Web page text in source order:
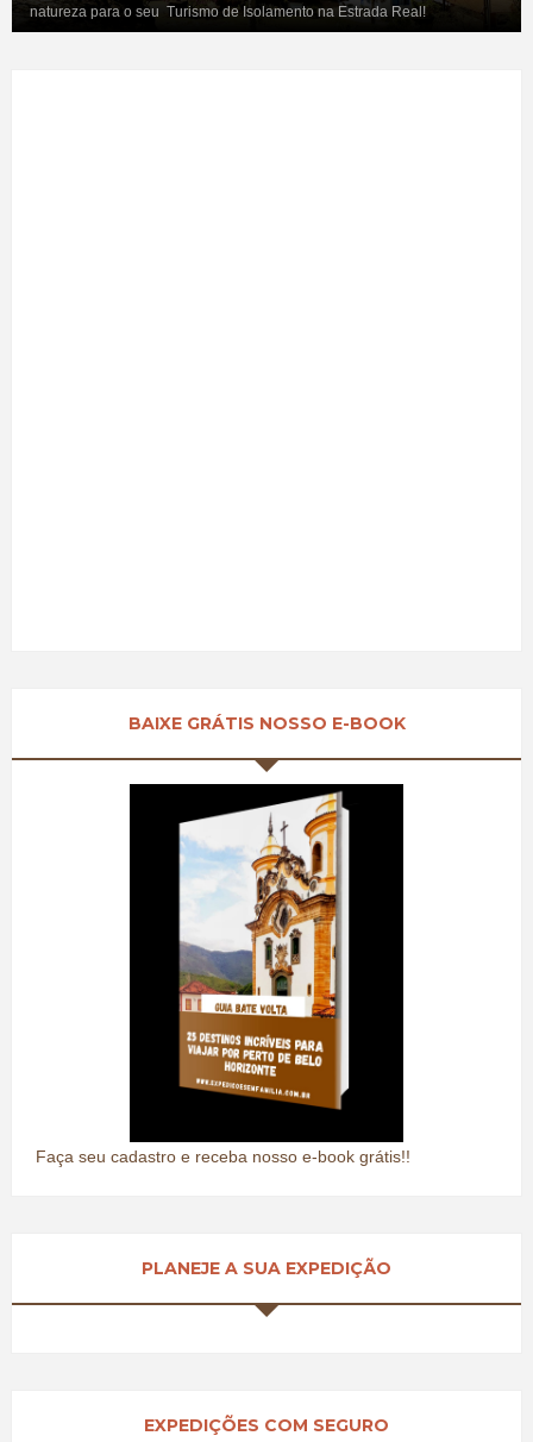
natureza para o seu Turismo de Isolamento na Estrada Real!
BAIXE GRÁTIS NOSSO E-BOOK
Faça seu cadastro e receba nosso e-book grátis!!
PLANEJE A SUA EXPEDIÇÃO
EXPEDIÇÕES COM SEGURO